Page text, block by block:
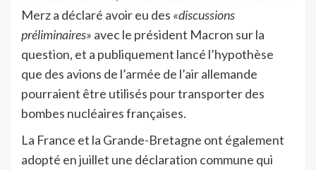
Merz a déclaré avoir eu des «discussions
préliminaires» avec le président Macron sur la
question, et a publiquement lancé l’hypothèse
que des avions de l’armée de l’air allemande
pourraient être utilisés pour transporter des
bombes nucléaires françaises.
La France et la Grande-Bretagne ont également
adopté en juillet une déclaration commune qui